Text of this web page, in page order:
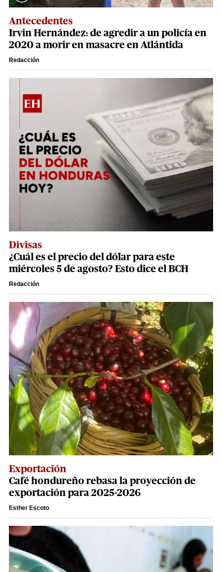
Antecedentes
Irvin Hernández: de agredir a un policía en
2020 a morir en masacre en Atlántida
Redacción
Divisas
¿Cuál es el precio del dólar para este
miércoles 5 de agosto? Esto dice el BCH
Redacción
Exportación
Café hondureño rebasa la proyección de
exportación para 2025-2026
Esther Escoto